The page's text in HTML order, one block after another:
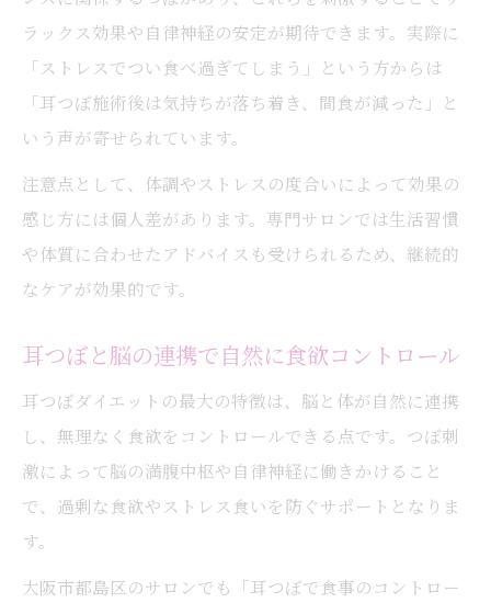
ラックス効果や自律神経の安定が期待できます。実際に
「ストレスでつい食べ過ぎてしまう」という方からは
「耳つぼ施術後は気持ちが落ち着き、間食が減った」と
いう声が寄せられています。
注意点として、体調やストレスの度合いによって効果の
感じ方には個人差があります。専門サロンでは生活習慣
や体質に合わせたアドバイスも受けられるため、継続的
なケアが効果的です。
耳つぼと脳の連携で自然に食欲コントロール
耳つぼダイエットの最大の特徴は、脳と体が自然に連携
し、無理なく食欲をコントロールできる点です。つぼ刺
激によって脳の満腹中枢や自律神経に働きかけること
で、過剰な食欲やストレス食いを防ぐサポートとなりま
す。
大阪市都島区のサロンでも「耳つぼで食事のコントロー